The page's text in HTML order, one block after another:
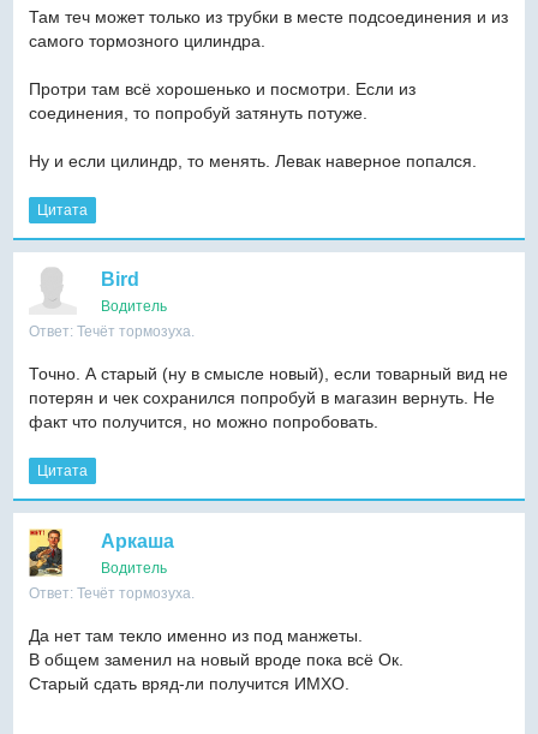
Там теч может только из трубки в месте подсоединения и из
самого тормозного цилиндра.
Протри там всё хорошенько и посмотри. Если из
соединения, то попробуй затянуть потуже.
Ну и если цилиндр, то менять. Левак наверное попался.
Цитата
Bird
Водитель
Ответ: Течёт тормозуха.
Точно. А старый (ну в смысле новый), если товарный вид не
потерян и чек сохранился попробуй в магазин вернуть. Не
факт что получится, но можно попробовать.
Цитата
Аркаша
Водитель
Ответ: Течёт тормозуха.
Да нет там текло именно из под манжеты.
В общем заменил на новый вроде пока всё Ок.
Старый сдать вряд-ли получится ИМХО.